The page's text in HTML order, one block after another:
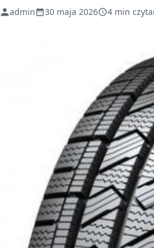
admin 30 maja 2026 4 min